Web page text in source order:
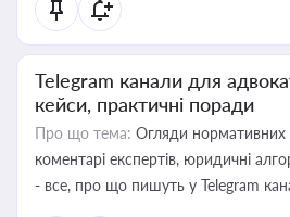
Telegram канали для
кейси, практичні поради
Про що тема: Огляди нормативних
коментарі експертів, юридичні
- все, про що пишуть у Telegram